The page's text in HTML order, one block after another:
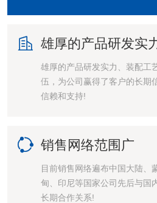
 雄厚的产品研发实
雄厚的产品研发实力、装配工
伍，为公司赢得了客户的长期
信赖和支持!
 销售网络范围广
目前销售网络遍布中国大陆、
甸、印尼等国家公司先后与国
长期合作关系!